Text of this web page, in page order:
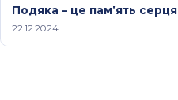
Подяка – це пам’ять серця
22.12.2024